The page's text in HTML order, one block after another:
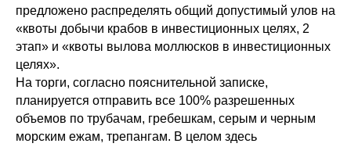
предложено распределять общий допустимый улов на
«квоты добычи крабов в инвестиционных целях, 2
этап» и «квоты вылова моллюсков в инвестиционных
целях».
На торги, согласно пояснительной записке,
планируется отправить все 100% разрешенных
объемов по трубачам, гребешкам, серым и черным
морским ежам, трепангам. В целом здесь